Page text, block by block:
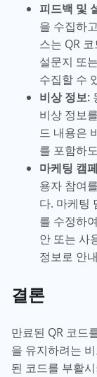
피드백 및
을 수집하
스는 QR
설문지 또
수집할 수
비상 정보:
비상 정보
드 내용은
를 포함하
마케팅 캠
용자 참여
다. 마케팅
를 수정하
안 또는 사
정보로 안
결론
만료된 QR 코드
을 유지하려는
된 코드를 부활